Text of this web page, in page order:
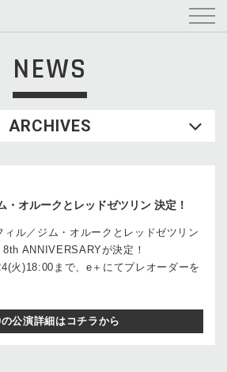
NEWS
ARCHIVES
・オルークとレッドゼツリン 決定！
ル／ジム・オルークとレッドゼツリン
ANNIVERSARYが決定！
火)18:00まで、e＋にてプレオーダーを
公演詳細はコチラから